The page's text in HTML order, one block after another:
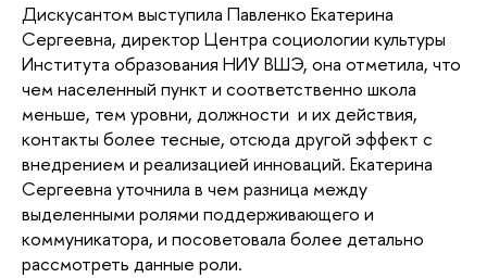
Дискусантом выступила Павленко Екатерина
Сергеевна, директор Центра социологии культуры
Института образования НИУ ВШЭ, она отметила, что
чем населенный пункт и соответственно школа
меньше, тем уровни, должности и их действия,
контакты более тесные, отсюда другой эффект с
внедрением и реализацией инноваций. Екатерина
Сергеевна уточнила в чем разница между
выделенными ролями поддерживающего и
коммуникатора, и посоветовала более детально
рассмотреть данные роли.